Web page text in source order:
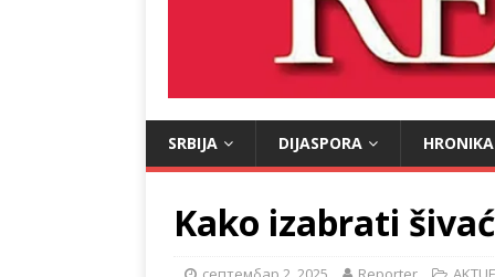
SRBIJA DIJASPORA HRONIKA
Kako izabrati